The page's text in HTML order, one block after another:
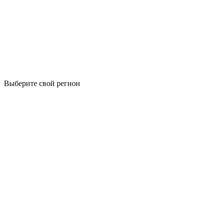
Выберите свой регион